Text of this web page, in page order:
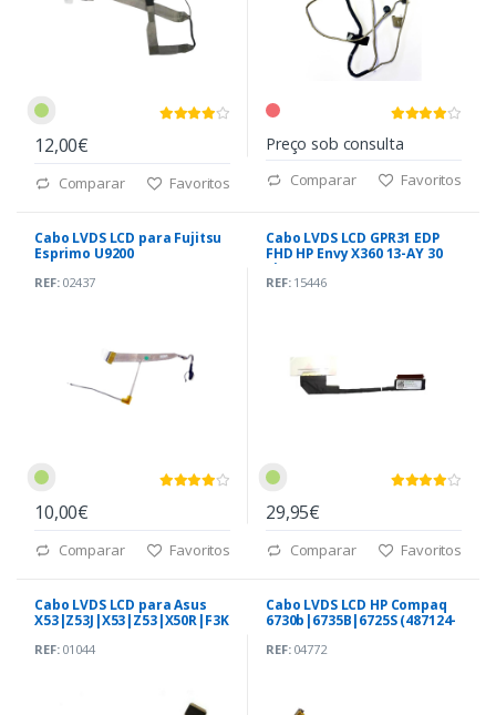
12,00€
Comparar Favoritos
Preço sob consulta
Comparar Favoritos
Cabo LVDS LCD para Fujitsu
Esprimo U9200
REF:02437
10,00€
Comparar Favoritos
Cabo LVDS LCD GPR31 EDP
FHD HP Envy X360 13-AY 30
Pinos (DC02C00OV00)
REF:15446
29,95€
Comparar Favoritos
Cabo LVDS LCD para Asus
X53|Z53J|X53|Z53|X50R|F3K
REF:01044
Cabo LVDS LCD HP Compaq
6730b|6735B|6725S (487124-
REF:04772